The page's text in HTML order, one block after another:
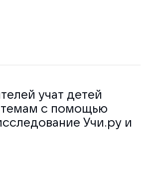
учат детей
с помощью
Учи.ру и